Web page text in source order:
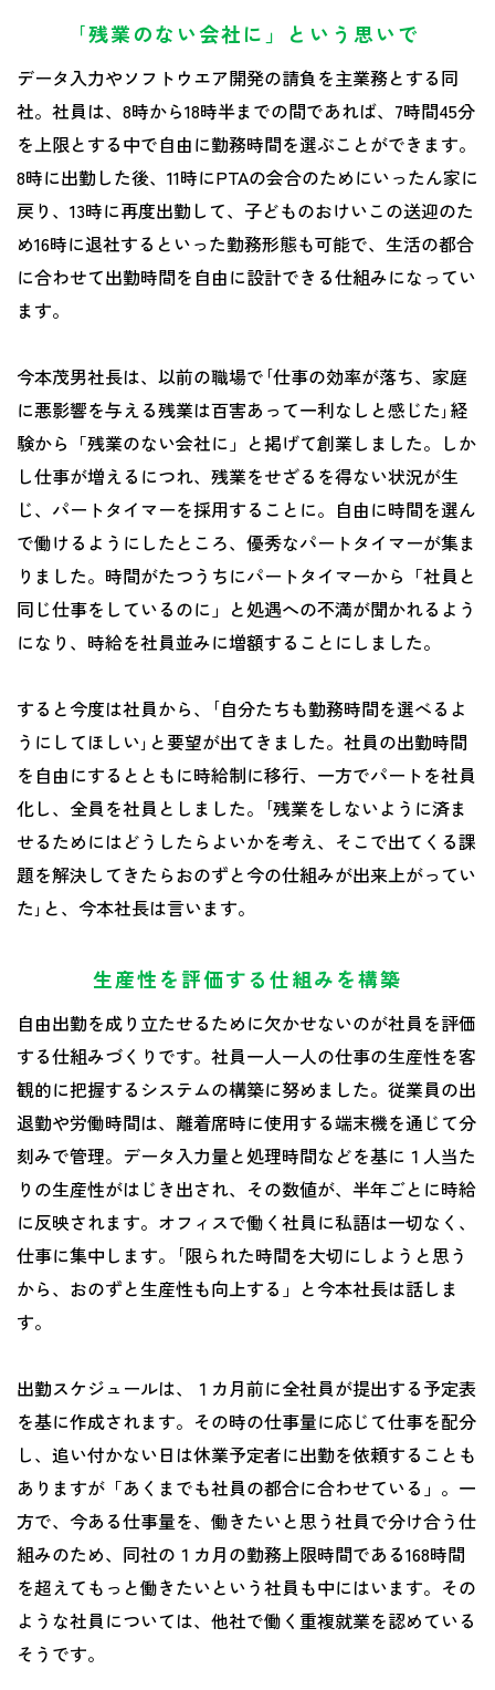
｢残業のない会社に」という思いで
データ入力やソフトウエア開発の請負を主業務とする同
社。社員は、8時から18時半までの間であれば、7時間45分
を上限とする中で自由に勤務時間を選ぶことができます。
8時に出勤した後、11時にPTAの会合のためにいったん家に
戻り、13時に再度出勤して、子どものおけいこの送迎のた
め16時に退社するといった勤務形態も可能で、生活の都合
に合わせて出勤時間を自由に設計できる仕組みになってい
ます。
今本茂男社長は、以前の職場で｢仕事の効率が落ち、家庭
に悪影響を与える残業は百害あって一利なしと感じた｣経
験から「残業のない会社に」と掲げて創業しました。しか
し仕事が増えるにつれ、残業をせざるを得ない状況が生
じ、パートタイマーを採用することに。自由に時間を選ん
で働けるようにしたところ、優秀なパートタイマーが集ま
りました。時間がたつうちにパートタイマーから「社員と
同じ仕事をしているのに」と処遇への不満が聞かれるよう
になり、時給を社員並みに増額することにしました。
すると今度は社員から、｢自分たちも勤務時間を選べるよ
うにしてほしい｣と要望が出てきました。社員の出勤時間
を自由にするとともに時給制に移行、一方でパートを社員
化し、全員を社員としました。｢残業をしないように済ま
せるためにはどうしたらよいかを考え、そこで出てくる課
題を解決してきたらおのずと今の仕組みが出来上がってい
た｣と、今本社長は言います。
生産性を評価する仕組みを構築
自由出勤を成り立たせるために欠かせないのが社員を評価
する仕組みづくりです。社員一人一人の仕事の生産性を客
観的に把握するシステムの構築に努めました。従業員の出
退勤や労働時間は、離着席時に使用する端末機を通じて分
刻みで管理。データ入力量と処理時間などを基に１人当た
りの生産性がはじき出され、その数値が、半年ごとに時給
に反映されます。オフィスで働く社員に私語は一切なく、
仕事に集中します。｢限られた時間を大切にしようと思う
から、おのずと生産性も向上する」と今本社長は話しま
す。
出勤スケジュールは、１カ月前に全社員が提出する予定表
を基に作成されます。その時の仕事量に応じて仕事を配分
し、追い付かない日は休業予定者に出勤を依頼することも
ありますが「あくまでも社員の都合に合わせている」。一
方で、今ある仕事量を、働きたいと思う社員で分け合う仕
組みのため、同社の１カ月の勤務上限時間である168時間
を超えてもっと働きたいという社員も中にはいます。その
ような社員については、他社で働く重複就業を認めている
そうです。